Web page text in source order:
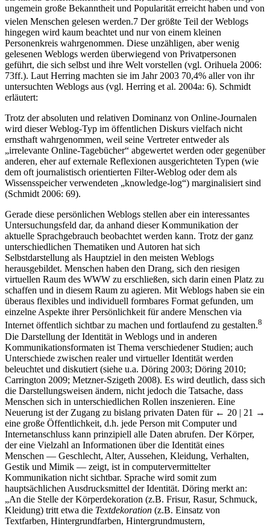
ungemein große Bekanntheit und Popularität erreicht haben und von
vielen Menschen gelesen werden.7 Der größte Teil der Weblogs
hingegen wird kaum beachtet und nur von einem kleinen
Personenkreis wahrgenommen. Diese unzähligen, aber wenig
gelesenen Weblogs werden überwiegend von Privatpersonen
geführt, die sich selbst und ihre Welt vorstellen (vgl. Orihuela 2006:
73ff.). Laut Herring machten sie im Jahr 2003 70,4% aller von ihr
untersuchten Weblogs aus (vgl. Herring et al. 2004a: 6). Schmidt
erläutert:
Trotz der absoluten und relativen Dominanz von Online-Journalen
wird dieser Weblog-Typ im öffentlichen Diskurs vielfach nicht
ernsthaft wahrgenommen, weil seine Vertreter entweder als
„irrelevante Online-Tagebücher“ abgewertet werden oder gegenüber
anderen, eher auf externale Reflexionen ausgerichteten Typen (wie
dem oft journalistisch orientierten Filter-Weblog oder dem als
Wissensspeicher verwendeten „knowledge-log“) marginalisiert sind
(Schmidt 2006: 69).
Gerade diese persönlichen Weblogs stellen aber ein interessantes
Untersuchungsfeld dar, da anhand dieser Kommunikation der
aktuelle Sprachgebrauch beobachtet werden kann. Trotz der ganz
unterschiedlichen Thematiken und Autoren hat sich
Selbstdarstellung als Hauptziel in den meisten Weblogs
herausgebildet. Menschen haben den Drang, sich den riesigen
virtuellen Raum des WWW zu erschließen, sich darin einen Platz zu
schaffen und in diesem Raum zu agieren. Mit Weblogs haben sie ein
überaus flexibles und individuell formbares Format gefunden, um
einzelne Aspekte ihrer Persönlichkeit für andere Menschen via
Internet öffentlich sichtbar zu machen und fortlaufend zu gestalten.8
Die Darstellung der Identität in Weblogs und in anderen
Kommunikationsformaten ist Thema verschiedener Studien; auch
Unterschiede zwischen realer und virtueller Identität werden
beleuchtet und diskutiert (siehe u.a. Döring 2003; Döring 2010;
Carrington 2009; Metzner-Szigeth 2008). Es wird deutlich, dass sich
die Darstellungsweisen ändern, nicht jedoch die Tatsache, dass
Menschen sich in unterschiedlichen Rollen inszenieren. Eine
Neuerung ist der Zugang zu bislang privaten Daten für ← 20 | 21 →
eine große Öffentlichkeit, d.h. jede Person mit Computer und
Internetanschluss kann prinzipiell alle Daten abrufen. Der Körper,
der eine Vielzahl an Informationen über die Identität eines
Menschen — Geschlecht, Alter, Aussehen, Kleidung, Verhalten,
Gestik und Mimik — zeigt, ist in computervermittelter
Kommunikation nicht sichtbar. Sprache wird somit zum
hauptsächlichen Ausdrucksmittel der Identität. Döring merkt an:
„An die Stelle der Körperdekoration (z.B. Frisur, Rasur, Schmuck,
Kleidung) tritt etwa die Textdekoration (z.B. Einsatz von
Textfarben, Hintergrundfarben, Hintergrundmustern,